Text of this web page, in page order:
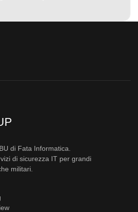
di Fata Informatica.
di sicurezza IT per grandi
militari.